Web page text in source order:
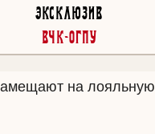
Эксклюзив
ВЧК-ОГПУ
на лояльную